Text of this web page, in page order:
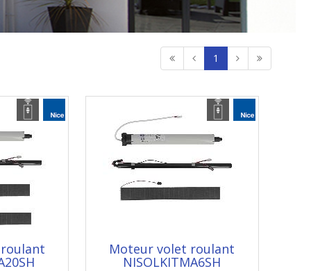
1
Moteur volet roulant
NISOLKITMA6SH